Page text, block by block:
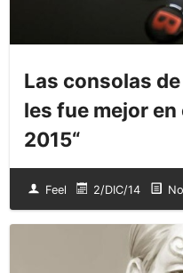
Las consolas
les fue mejor en
2015“
Feel 2/DIC/14